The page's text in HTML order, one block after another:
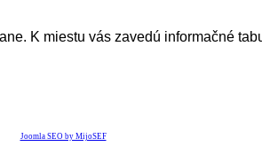
K miestu vás zavedú informačné
Joomla SEO by MijoSEF